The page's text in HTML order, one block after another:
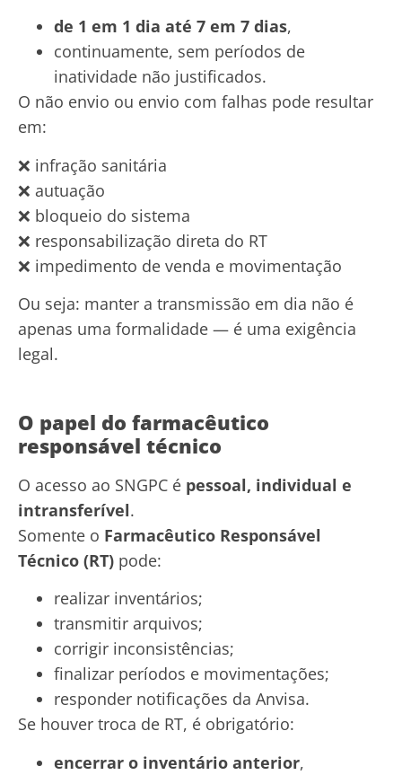
de 1 em 1 dia até 7 em 7 dias,
continuamente, sem períodos de
inatividade não justificados.
O não envio ou envio com falhas pode resultar
em:
❌ infração sanitária
❌ autuação
❌ bloqueio do sistema
❌ responsabilização direta do RT
❌ impedimento de venda e movimentação
Ou seja: manter a transmissão em dia não é
apenas uma formalidade — é uma exigência
legal.
O papel do farmacêutico
responsável técnico
O acesso ao SNGPC é pessoal, individual e
intransferível.
Somente o Farmacêutico Responsável
Técnico (RT) pode:
realizar inventários;
transmitir arquivos;
corrigir inconsistências;
finalizar períodos e movimentações;
responder notificações da Anvisa.
Se houver troca de RT, é obrigatório:
encerrar o inventário anterior,